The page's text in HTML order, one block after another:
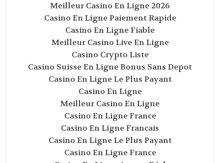
Meilleur Casino En Ligne 2026
Casino En Ligne Paiement Rapide
Casino En Ligne Fiable
Meilleur Casino Live En Ligne
Casino Crypto Liste
Casino Suisse En Ligne Bonus Sans Depot
Casino En Ligne Le Plus Payant
Casino En Ligne
Meilleur Casino En Ligne
Casino En Ligne France
Casino En Ligne Francais
Casino En Ligne Le Plus Payant
Casino En Ligne France